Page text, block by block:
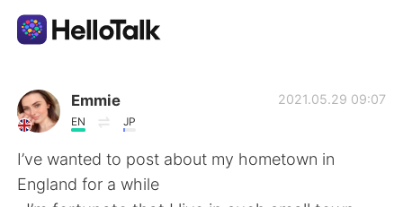
Aplicativo de troca de idioma
AI Grammar Checker
Português
Emmie
EN JP
2021.05.29 09:07
I’ve wanted to post about my hometown in
England for a while